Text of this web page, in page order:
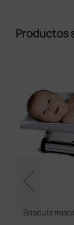
Productos
Báscula